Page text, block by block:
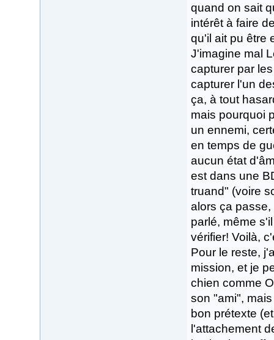
quand on sait
intérêt à faire
qu'il ait pu être
J'imagine mal
capturer par
capturer l'un
ça, à tout
mais pourquoi
un ennemi,
en temps de
aucun état
est dans une
truand" (voire
alors ça
parlé, même
vérifier! Voilà,
Pour le reste,
mission, et je
chien comme
son "ami",
bon prétexte
l'attachement